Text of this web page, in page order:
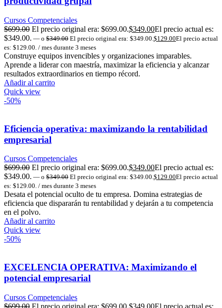
Cursos Competenciales
$699.00 El precio original era: $699.00.$349.00El precio actual es:
$349.00. — o $349.00 El precio original era: $349.00. $129.00El precio actual
es: $129.00. / mes durante 3 meses
Construye equipos invencibles y organizaciones imparables.
Aprende a liderar con maestría, maximizar la eficiencia y alcanzar
resultados extraordinarios en tiempo récord.
Añadir al carrito
Quick view
-50%
Eficiencia operativa: maximizando la rentabilidad
empresarial
Cursos Competenciales
$699.00 El precio original era: $699.00.$349.00El precio actual es:
$349.00. — o $349.00 El precio original era: $349.00.$129.00El precio actual
es: $129.00. / mes durante 3 meses
Desata el potencial oculto de tu empresa. Domina estrategias de
eficiencia que dispararán tu rentabilidad y dejarán a tu competencia
en el polvo.
Añadir al carrito
Quick view
-50%
EXCELENCIA OPERATIVA: Maximizando el
potencial empresarial
Cursos Competenciales
$699.00 El precio original era: $699.00.$349.00El precio actual es: